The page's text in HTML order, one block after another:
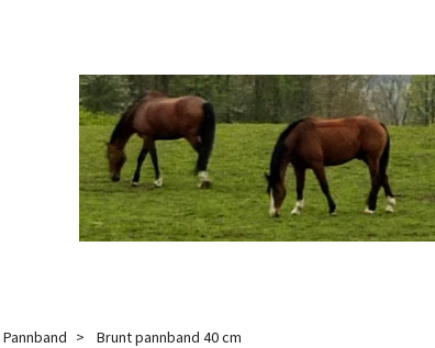
Pannband Brunt pannband 40 cm